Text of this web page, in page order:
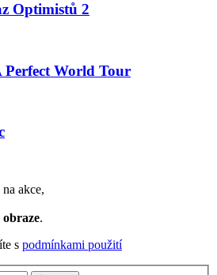
Optimistů 2
World Tour
akce,
.
s podmínkami použití